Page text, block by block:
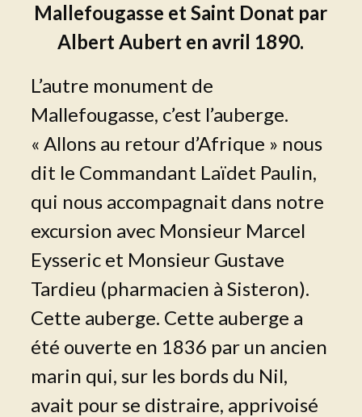
Mallefougasse et Saint Donat par
Albert Aubert en avril 1890.
L’autre monument de
Mallefougasse, c’est l’auberge.
« Allons au retour d’Afrique » nous
dit le Commandant Laïdet Paulin,
qui nous accompagnait dans notre
excursion avec Monsieur Marcel
Eysseric et Monsieur Gustave
Tardieu (pharmacien à Sisteron).
Cette auberge. Cette auberge a
été ouverte en 1836 par un ancien
marin qui, sur les bords du Nil,
avait pour se distraire, apprivoisé